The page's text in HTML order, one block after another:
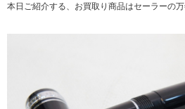
本日ご紹介する、お買取り商品はセーラーの万